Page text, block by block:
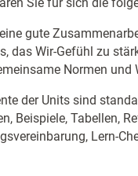
gute
das Wir-Gefühl zu
Normen und
der Units sind
Beispiele, Tabellen,
Lern-